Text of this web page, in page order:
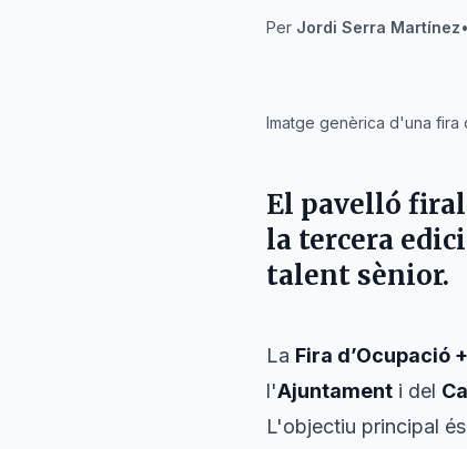
Per Jordi Serra Martínez•
Imatge genèrica d'una fira
El pavelló
la tercera
talent sènior.
La Fira d’Ocupació
l'Ajuntament i del
L'objectiu principal